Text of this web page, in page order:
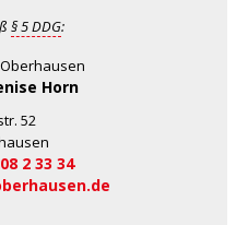
§ 5 DDG:
Horn
52
2 33 34